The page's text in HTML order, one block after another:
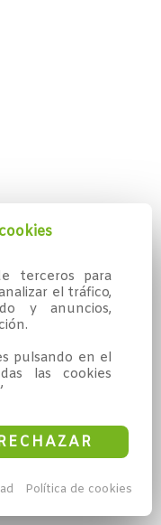
terceros para
el tráfico,
y anuncios,
pulsando en el
las cookies
Política de cookies